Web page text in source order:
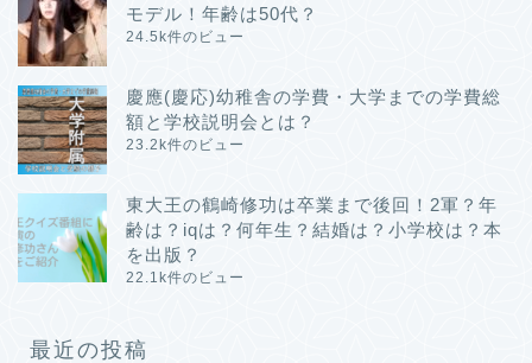
モデル！年齢は50代？
24.5k件のビュー
慶應(慶応)幼稚舎の学費・大学までの学費総
額と学校説明会とは？
23.2k件のビュー
東大王の鶴崎修功は卒業まで後回！2軍？年
齢は？iqは？何年生？結婚は？小学校は？本
を出版？
22.1k件のビュー
最近の投稿